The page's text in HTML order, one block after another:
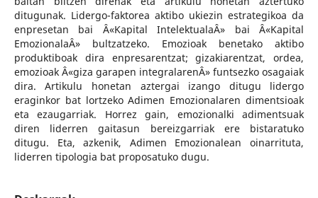
ditugunak. Lidergo-faktorea aktibo ukiezin estrategikoa da
enpresetan bai Â«Kapital IntelektualaÂ» bai Â«Kapital
EmozionalaÂ» bultzatzeko. Emozioak benetako aktibo
produktiboak dira enpresarentzat; gizakiarentzat, ordea,
emozioak Â«giza garapen integralarenÂ» funtsezko osagaiak
dira. Artikulu honetan aztergai izango ditugu lidergo
eraginkor bat lortzeko Adimen Emozionalaren dimentsioak
eta ezaugarriak. Horrez gain, emozionalki adimentsuak
diren liderren gaitasun bereizgarriak ere bistaratuko
ditugu. Eta, azkenik, Adimen Emozionalean oinarrituta,
liderren tipologia bat proposatuko dugu.